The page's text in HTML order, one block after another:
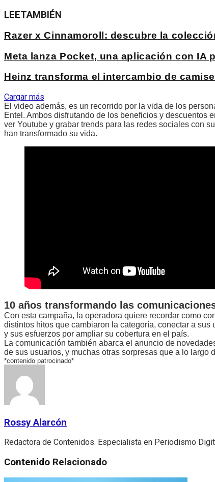
LEETAMBIÉN
Razer x Cinnamoroll: descubre la
Meta lanza Pocket, una aplicación con IA
Heinz transforma el intercambio de
Cargar más
El video además, es un recorrido por la vida de los
Entel. Ambos disfrutando de los beneficios y descuentos
ver Youtube y grabar trends para las redes sociales con
han transformado su vida.
10 años transformando las
Con esta campaña, la operadora quiere recordar como
distintos hitos que cambiaron la categoría, conectar a sus
y sus esfuerzos por ampliar su cobertura en el país.
La comunicación también abarca el anuncio de
de sus usuarios, y muchas otras sorpresas que a lo largo
*contenido patrocinado*
Rossy Alarcón
Redactora de Contenidos. Especialista en Periodismo
Contenido Relacionado